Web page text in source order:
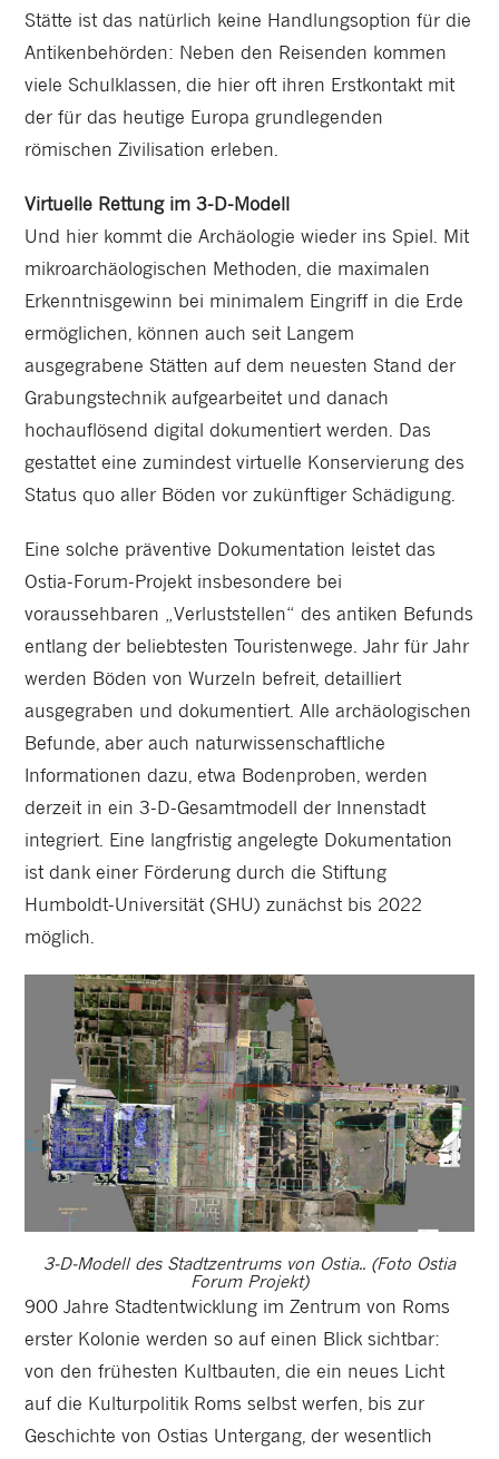
Stätte ist das natürlich keine Handlungsoption für die
Antikenbehörden: Neben den Reisenden kommen
viele Schulklassen, die hier oft ihren Erstkontakt mit
der für das heutige Europa grundlegenden
römischen Zivilisation erleben.
Virtuelle Rettung im 3-D-Modell
Und hier kommt die Archäologie wieder ins Spiel. Mit
mikroarchäologischen Methoden, die maximalen
Erkenntnisgewinn bei minimalem Eingriff in die Erde
ermöglichen, können auch seit Langem
ausgegrabene Stätten auf dem neuesten Stand der
Grabungstechnik aufgearbeitet und danach
hochauflösend digital dokumentiert werden. Das
gestattet eine zumindest virtuelle Konservierung des
Status quo aller Böden vor zukünftiger Schädigung.
Eine solche präventive Dokumentation leistet das
Ostia-Forum-Projekt insbesondere bei
voraussehbaren „Verluststellen“ des antiken Befunds
entlang der beliebtesten Touristenwege. Jahr für Jahr
werden Böden von Wurzeln befreit, detailliert
ausgegraben und dokumentiert. Alle archäologischen
Befunde, aber auch naturwissenschaftliche
Informationen dazu, etwa Bodenproben, werden
derzeit in ein 3-D-Gesamtmodell der Innenstadt
integriert. Eine langfristig angelegte Dokumentation
ist dank einer Förderung durch die Stiftung
Humboldt-Universität (SHU) zunächst bis 2022
möglich.
3-D-Modell des Stadtzentrums von Ostia.. (Foto Ostia
Forum Projekt)
900 Jahre Stadtentwicklung im Zentrum von Roms
erster Kolonie werden so auf einen Blick sichtbar:
von den frühesten Kultbauten, die ein neues Licht
auf die Kulturpolitik Roms selbst werfen, bis zur
Geschichte von Ostias Untergang, der wesentlich